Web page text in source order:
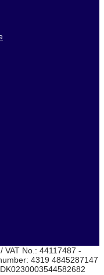
VAT No.: 44117487 -
4319 4845287147